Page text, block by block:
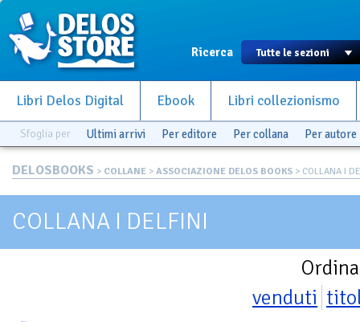
Ricerca
Libri Delos Digital Ebook Libri collezionismo
Sfoglia per Ultimi arrivi Per editore Per collana Per autore
DELOSBOOKS > COLLANE > ASSOCIAZIONE DELOS BOOKS > COLLANA I
COLLANA I DELFINI
venduti